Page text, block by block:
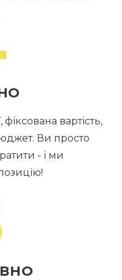
вартість,
Ви просто
- і ми